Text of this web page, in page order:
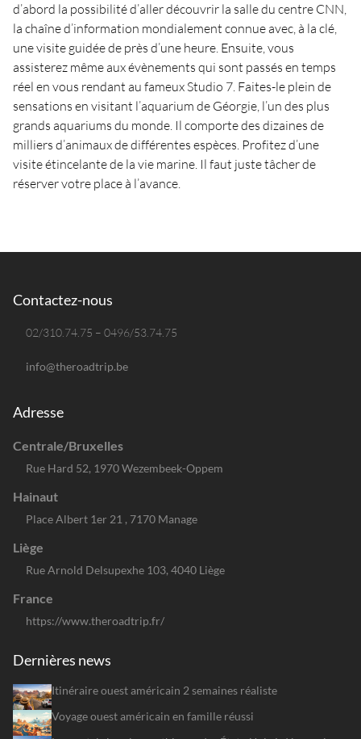
d’abord la possibilité d’aller découvrir la salle du centre CNN,
la chaîne d’information mondialement connue avec, à la clé,
une visite guidée de près d’une heure. Ensuite, vous
assisterez même aux évènements qui sont passés en temps
réel en vous rendant au fameux Studio 7. Faites-le plein de
sensations en visitant l’aquarium de Géorgie, l’un des plus
grands aquariums du monde. Il comporte des dizaines de
milliers d’animaux de différentes espèces. Profitez d’une
visite étincelante de la vie marine. Il faut juste tâcher de
réserver votre place à l’avance.
Contactez-nous
02/310.74.75 – 0496/53.74.75
info@theroadtrip.be
Adresse
Centrale/Bruxelles
Rue Hard 52, 1970 Wezembeek-Oppem
Hainaut
Place Albert 1er 21 , 7170 Manage
Liège
Rue Arnold Delsupexhe 103, 4040 Liège
France
https://www.theroadtrip.fr/
Dernières news
Itinéraire ouest américain 2 semaines réaliste
Voyage ouest américain en famille réussi